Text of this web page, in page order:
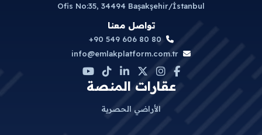
Ofis No:35, 34494 Başakşehir/İstanbul
تواصل معنا
+90 549 606 80 80
info@emlakplatform.com.tr
عقارات المنصة
الأراضي الحصرية